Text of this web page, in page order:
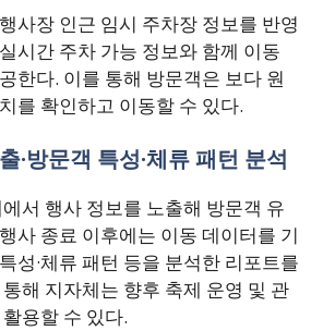
사장 인근 임시 주차장 정보를 반영
시간 주차 가능 정보와 함께 이동
한다. 이를 통해 방문객은 보다 원
를 확인하고 이동할 수 있다.
·방문객 특성·체류 패턴 분석
서 행사 정보를 노출해 방문객 유
사 종료 이후에는 이동 데이터를 기
성·체류 패턴 등을 분석한 리포트를
해 지자체는 향후 축제 운영 및 관
용할 수 있다.